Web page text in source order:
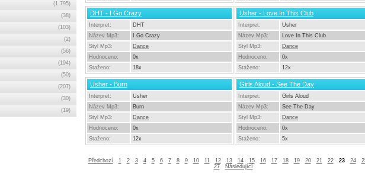
DHT - I Go Crazy
Interpret:
DHT
Název Mp3:
I Go Crazy
Styl Mp3:
Dance
Hodnoceno:
0x
Staženo:
18x
Usher - Love In This Club
Interpret:
Usher
Název Mp3:
Love In This Club
Styl Mp3:
Dance
Hodnoceno:
0x
Staženo:
12x
Usher - Burn
Interpret:
Usher
Název Mp3:
Burn
Styl Mp3:
Dance
Hodnoceno:
0x
Staženo:
12x
Girls Aloud - See The Day
Interpret:
Girls Aloud
Název Mp3:
See The Day
Styl Mp3:
Dance
Hodnoceno:
0x
Staženo:
5x
Předchozí 1 2 3 4 5 6 7 8 9 10 11 12 13 14 15 16 17 18 19 20 21 22 23 24
27
Následující
(1 795)
(38)
(103)
(2)
(56)
(194)
(50)
(207)
(30)
(19)